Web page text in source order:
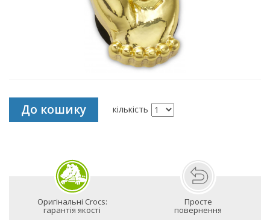
До кошику кількість
Оригінальні Crocs:
гарантія якості
Просте
повернення